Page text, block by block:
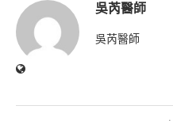
吳芮醫師
吳芮醫師